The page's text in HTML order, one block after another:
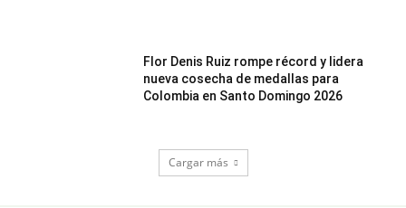
Flor Denis Ruiz rompe récord y lidera
nueva cosecha de medallas para
Colombia en Santo Domingo 2026
Cargar más